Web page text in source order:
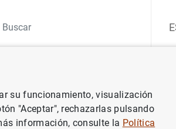
Estado financiero consolidado del
su funcionamiento, visualización
"Aceptar", rechazarlas pulsando
información, consulte la Política